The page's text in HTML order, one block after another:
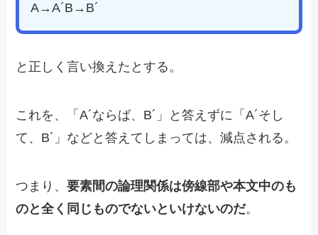
A→A´B→B´
と正しく言い換えたとする。
これを、「A´ならば、B´」と答えずに「A´そし
て、B´」などと答えてしまっては、減点される。
つまり、要素間の論理関係は傍線部や本文中のも
のと全く同じものでないといけないのだ。